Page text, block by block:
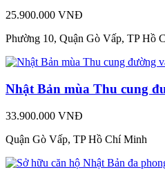
25.900.000 VNĐ
Phường 10, Quận Gò Vấp, TP Hồ
Nhật Bản mùa Thu cung
33.900.000 VNĐ
Quận Gò Vấp, TP Hồ Chí Minh